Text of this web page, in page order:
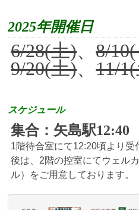
2025年開催日
6/28(土)、8/
9/20(土)、11/
スケジュール
集合：矢島駅12:40
1階待合室にて12:20頃より
後は、2階の控室にてウェル
ル）をご用意しております。